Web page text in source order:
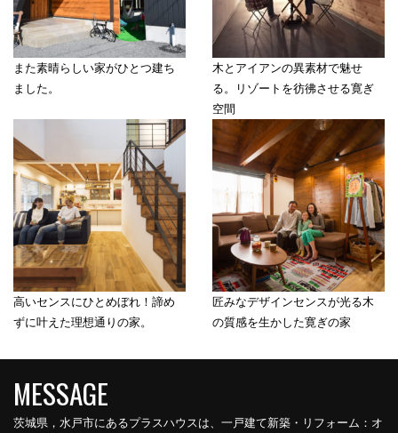
また素晴らしい家がひとつ建ち
ました。
木とアイアンの異素材で魅せ
る。リゾートを彷彿させる寛ぎ
空間
高いセンスにひとめぼれ！諦め
ずに叶えた理想通りの家。
匠みなデザインセンスが光る木
の質感を生かした寛ぎの家
茨城県，水戸市にあるプラスハウスは、一戸建て新築・リフォーム：オ